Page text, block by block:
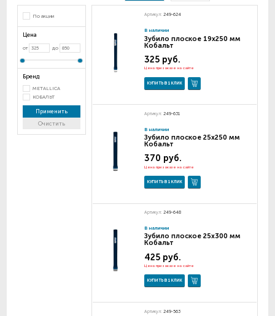
По акции
Цена
от до
Бренд
METALLICA
КОБАЛЬТ
Применить
Очистить
Артикул: 249-624
В наличии
Зубило плоское 19х250 мм
Кобальт
325 руб.
Цена при заказе на сайте
КУПИТЬ В 1 КЛИК
Артикул: 249-631
В наличии
Зубило плоское 25х250 мм
Кобальт
370 руб.
Цена при заказе на сайте
КУПИТЬ В 1 КЛИК
Артикул: 249-648
В наличии
Зубило плоское 25х300 мм
Кобальт
425 руб.
Цена при заказе на сайте
КУПИТЬ В 1 КЛИК
Артикул: 249-563